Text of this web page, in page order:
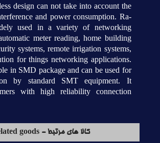
design can not take into account the
and power consumption. Ra-
used in a variety of networking
meter reading, home building
systems, remote irrigation systems,
for things networking applications.
in SMD package and can be used for
by standard SMT equipment. It
with high reliability connection
کالا های مرتبط - Related goods